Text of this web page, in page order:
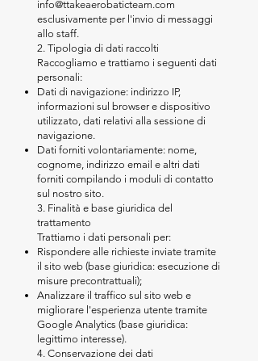
info@ttakeaerobaticteam.com
esclusivamente per l'invio di messaggi
allo staff.
2. Tipologia di dati raccolti
Raccogliamo e trattiamo i seguenti dati
personali:
Dati di navigazione: indirizzo IP,
informazioni sul browser e dispositivo
utilizzato, dati relativi alla sessione di
navigazione.
Dati forniti volontariamente: nome,
cognome, indirizzo email e altri dati
forniti compilando i moduli di contatto
sul nostro sito.
3. Finalità e base giuridica del
trattamento
Trattiamo i dati personali per:
Rispondere alle richieste inviate tramite
il sito web (base giuridica: esecuzione di
misure precontrattuali);
Analizzare il traffico sul sito web e
migliorare l'esperienza utente tramite
Google Analytics (base giuridica:
legittimo interesse).
4. Conservazione dei dati